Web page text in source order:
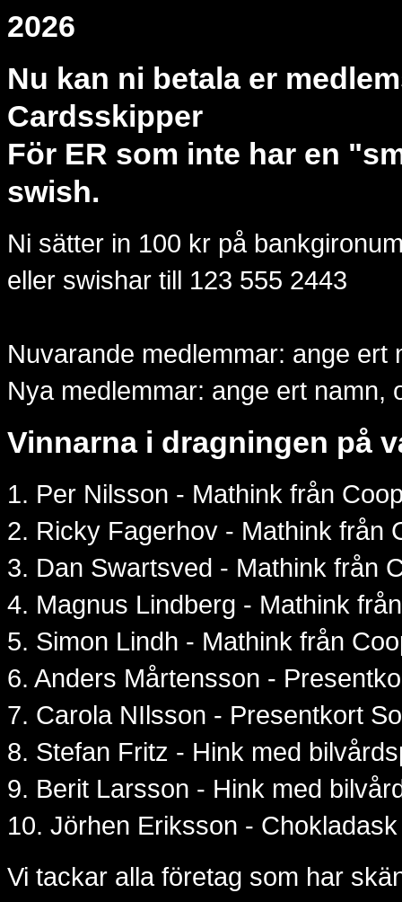
2026
Nu kan ni betala er
Cardsskipper
För ER som inte har en
swish.
Ni sätter in 100 kr på
eller swishar till 123 555 2443
Nuvarande medlemmar: ange ert
Nya medlemmar: ange ert namn,
Vinnarna i dragningen på
1. Per Nilsson - Mathink från
2. Ricky Fagerhov - Mathink från
3. Dan Swartsved - Mathink från
4. Magnus Lindberg - Mathink
5. Simon Lindh - Mathink från
6. Anders Mårtensson -
7. Carola NIlsson - Presentkort
8. Stefan Fritz - Hink med
9. Berit Larsson - Hink med
10. Jörhen Eriksson -
Vi tackar alla företag som har